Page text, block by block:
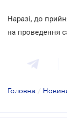
Наразі, до
на проведення
Головна /